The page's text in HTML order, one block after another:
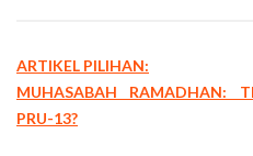
ARTIKEL PILIHAN:
MUHASABAH RAMADHAN:
PRU-13?